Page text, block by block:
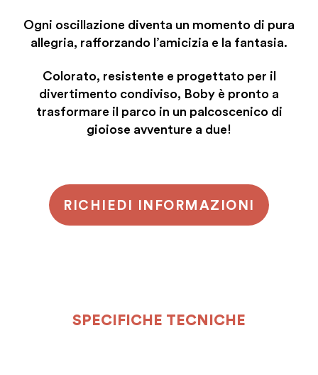
Ogni oscillazione diventa un momento di pura
allegria, rafforzando l’amicizia e la fantasia.
Colorato, resistente e progettato per il
divertimento condiviso, Boby è pronto a
trasformare il parco in un palcoscenico di
gioiose avventure a due!
RICHIEDI INFORMAZIONI
SPECIFICHE TECNICHE